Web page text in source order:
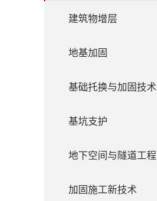
建筑物增层
地基加固
基础托换与加固技术
基坑支护
地下空间与隧道工程
加固施工新技术